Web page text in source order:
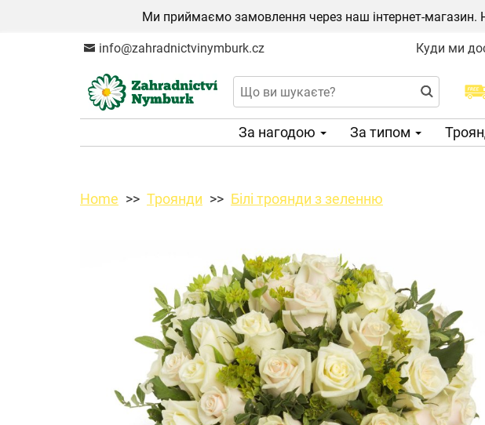
Ми приймаємо замовлення через наш інтернет-
info@zahradnictvinymburk.cz Куди ми
За нагодою За типом
Home Троянди Білі троянди з зеленню